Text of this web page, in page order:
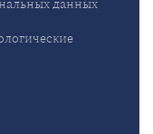
данных